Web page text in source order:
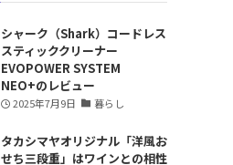
シャーク（Shark）コードレス
スティッククリーナー
EVOPOWER SYSTEM
NEO+のレビュー
2025年7月9日 暮らし
タカシマヤオリジナル「洋風お
せち三段重」はワインとの相性